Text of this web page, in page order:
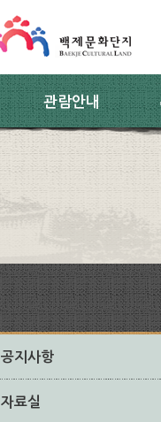
관람안내
공지사항
자료실